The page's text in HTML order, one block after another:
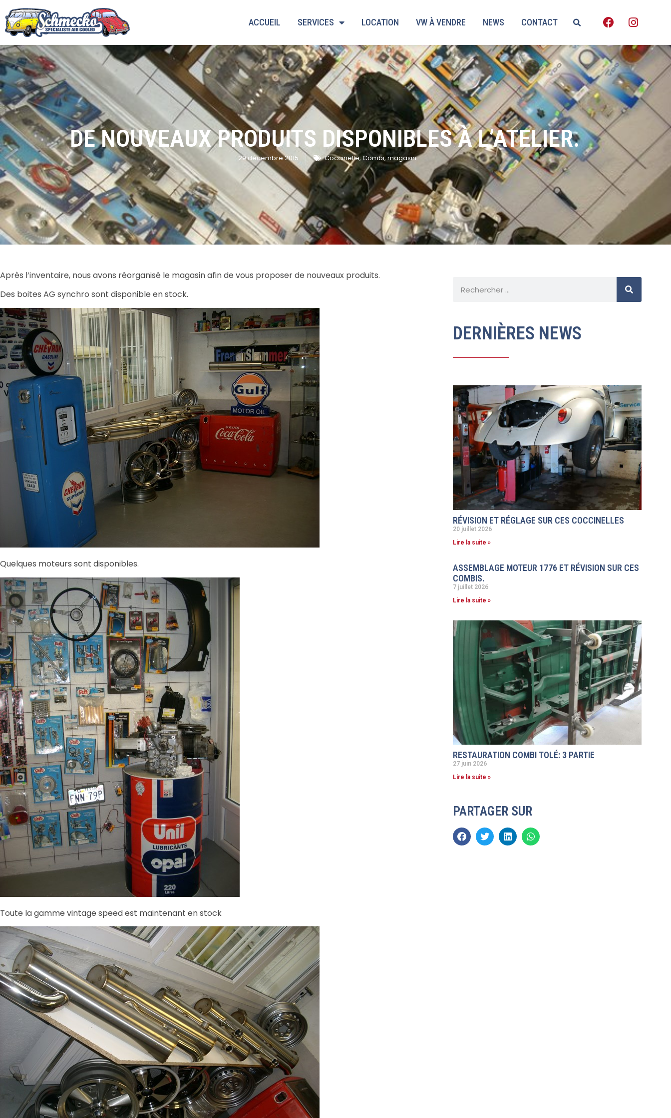
ACCUEIL SERVICES LOCATION VW À VENDRE NEWS CONTACT
DE NOUVEAUX PRODUITS DISPONIBLES À L’ATELIER.
29 décembre 2015 Coccinelle,Combi,magasin
Après l’inventaire, nous avons réorganisé le magasin afin de vous proposer de nouveaux produits.
Des boites AG synchro sont disponible en stock.
Quelques moteurs sont disponibles.
Toute la gamme vintage speed est maintenant en stock
DERNIÈRES NEWS
RÉVISION ET RÉGLAGE SUR CES COCCINELLES
20 juillet 2026
Lire la suite »
ASSEMBLAGE MOTEUR 1776 ET RÉVISION SUR CES
COMBIS.
7 juillet 2026
Lire la suite »
RESTAURATION COMBI TOLÉ: 3 PARTIE
27 juin 2026
Lire la suite »
PARTAGER SUR